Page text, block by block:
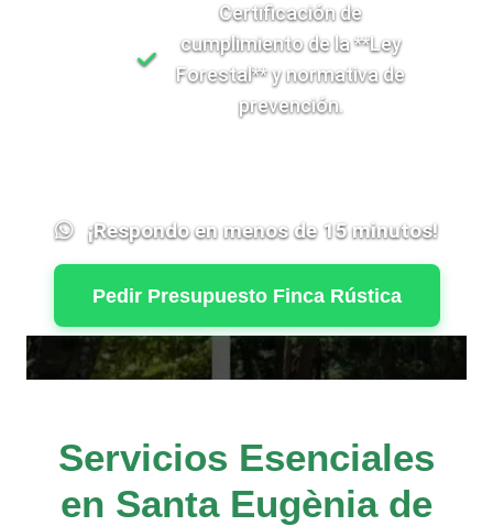
Certificación de
cumplimiento de la **Ley
Forestal** y normativa de
prevención.
¡Respondo en menos de 15 minutos!
Pedir Presupuesto Finca Rústica
Servicios Esenciales
en Santa Eugènia de